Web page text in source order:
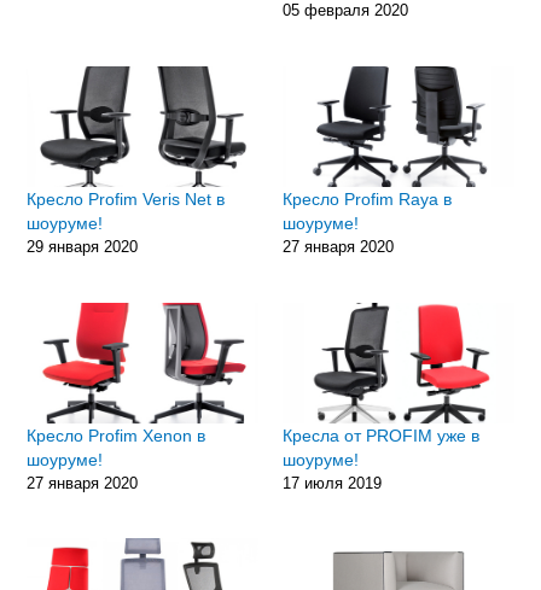
05 февраля 2020
Кресло Profim Veris Net в
шоуруме!
29 января 2020
Кресло Profim Raya в
шоуруме!
27 января 2020
Кресло Profim Xenon в
шоуруме!
27 января 2020
Кресла от PROFIM уже в
шоуруме!
17 июля 2019